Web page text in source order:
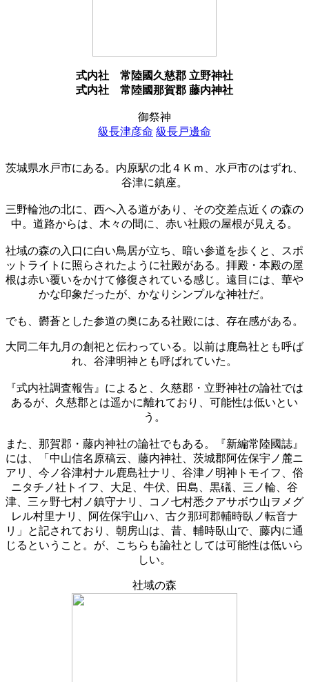
式内社
常陸國久慈郡 立野神社
式内社
常陸國那賀郡 藤内神社
御祭神
級長津彦命 級長戸邊命
茨城県水戸市にある。内原駅の北４Ｋｍ、水戸市のはずれ、
谷津に鎮座。
三野輪池の北に、西へ入る道があり、その交差点近くの森の
中。道路からは、木々の間に、赤い社殿の屋根が見える。
社域の森の入口に白い鳥居が立ち、暗い参道を歩くと、スポ
ットライトに照らされたように社殿がある。拝殿・本殿の屋
根は赤い覆いをかけて修復されている感じ。遠目には、華や
かな印象だったが、かなりシンプルな神社だ。
でも、欝蒼とした参道の奥にある社殿には、存在感がある。
大同二年九月の創祀と伝わっている。以前は鹿島社とも呼ば
れ、谷津明神とも呼ばれていた。
『式内社調査報告』によると、久慈郡・立野神社の論社では
あるが、久慈郡とは遥かに離れており、可能性は低いとい
う。
また、那賀郡・藤内神社の論社でもある。『新編常陸國誌』
には、「中山信名原稿云、藤内神社、茨城郡阿佐保宇ノ麓ニ
アリ、今ノ谷津村ナル鹿島社ナリ、谷津ノ明神トモイフ、俗
ニタチノ社トイフ、大足、牛伏、田島、黒礒、三ノ輪、谷
津、三ヶ野七村ノ鎮守ナリ、コノ七村悉クアサボウ山ヲメグ
レル村里ナリ、阿佐保宇山ハ、古ク那珂郡輔時臥ノ転音ナ
リ」と記されており、朝房山は、昔、輔時臥山で、藤内に通
じるということ。が、こちらも論社としては可能性は低いら
しい。
社域の森